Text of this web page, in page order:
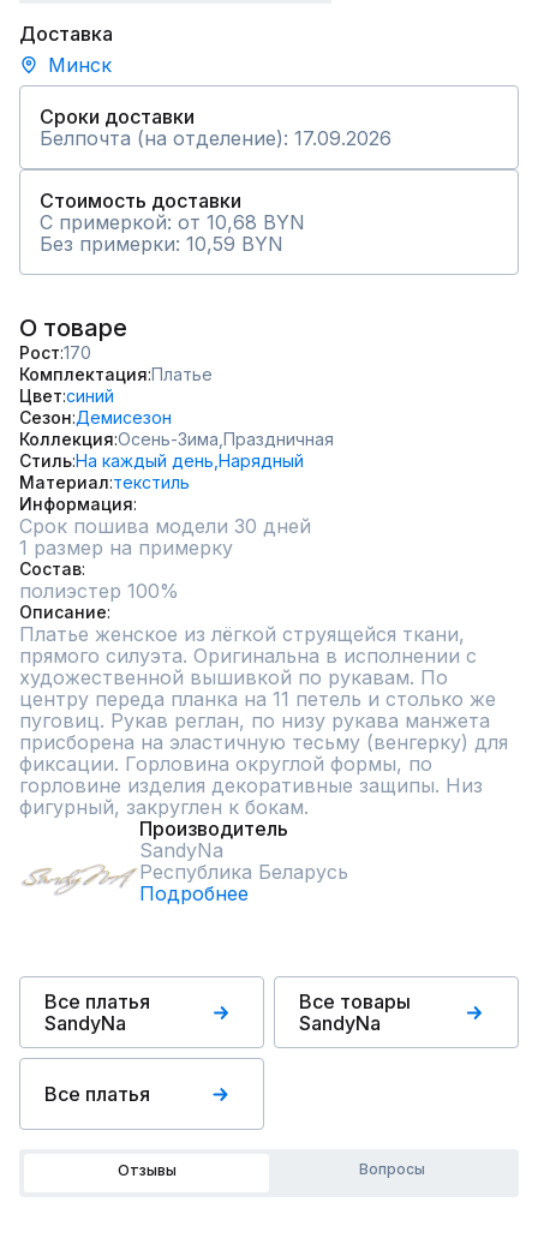
Доставка
Минск
Сроки доставки
Белпочта (на отделение): 17.09.2026
Стоимость доставки
С примеркой: от 10,68 BYN
Без примерки: 10,59 BYN
О товаре
Рост 170
Комплектация Платье
Цвет синий
Сезон Демисезон
Коллекция Осень-Зима, Праздничная
СтильНа каждый день, Нарядный
Материал текстиль
Информация
Срок пошива модели 30 дней
1 размер на примерку
Состав
полиэстер 100%
Описание
Платье женское из лёгкой струящейся ткани,
прямого силуэта. Оригинальна в исполнении с
художественной вышивкой по рукавам. По
центру переда планка на 11 петель и столько же
пуговиц. Рукав реглан, по низу рукава манжета
присборена на эластичную тесьму (венгерку) для
фиксации. Горловина округлой формы, по
горловине изделия декоративные защипы. Низ
фигурный, закруглен к бокам.
Производитель
SandyNa
Республика Беларусь
Подробнее
Все платья
SandyNa
Все товары
SandyNa
Все платья
Отзывы Вопросы